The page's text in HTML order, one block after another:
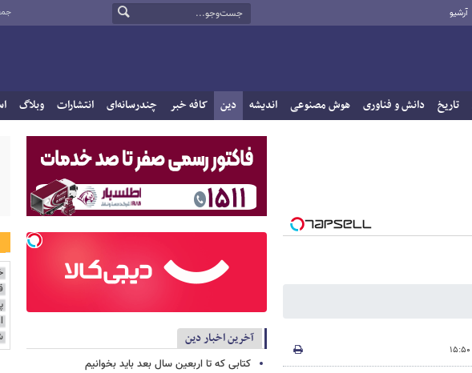
آرشیو جمعه ۱۶
تاریخ دانش و فناوری هوش مصنوعی اندیشه دین کافه خبر چندرسانه‌ای انتشارات وبلاگ
آخرین اخبار دین
کتابی که تا اربعین سال بعد باید بخوانیم